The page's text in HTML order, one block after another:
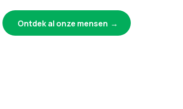
Ontdek al onze mensen